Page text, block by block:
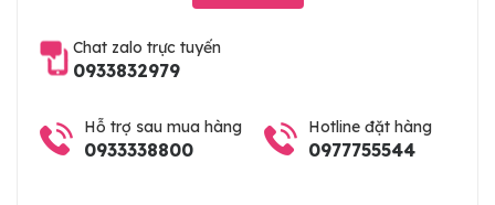
Chat zalo trực tuyến
0933832979
Hỗ trợ sau mua hàng
0933338800
Hotline đặt hàng
0977755544